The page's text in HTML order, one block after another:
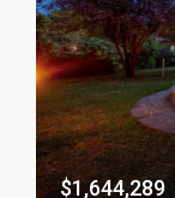
$1,644,289